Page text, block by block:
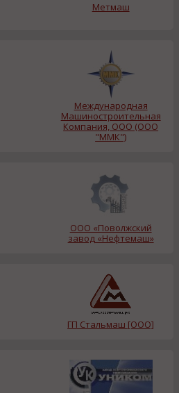
Метмаш
Международная
Машиностроительная
Компания, ООО (ООО
"ММК")
ООО «Поволжский
завод «Нефтемаш»
ГП Стальмаш [ООО]